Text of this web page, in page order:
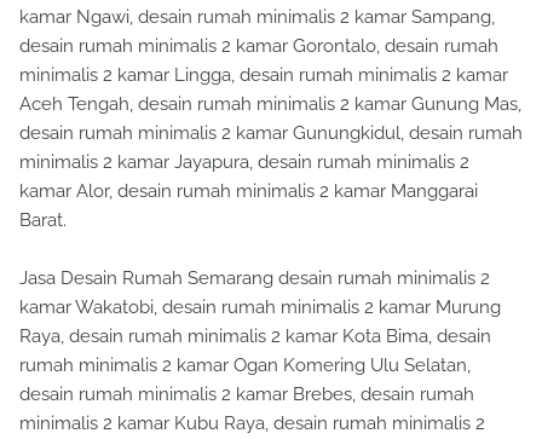
kamar Ngawi, desain rumah minimalis 2 kamar Sampang,
desain rumah minimalis 2 kamar Gorontalo, desain rumah
minimalis 2 kamar Lingga, desain rumah minimalis 2 kamar
Aceh Tengah, desain rumah minimalis 2 kamar Gunung Mas,
desain rumah minimalis 2 kamar Gunungkidul, desain rumah
minimalis 2 kamar Jayapura, desain rumah minimalis 2
kamar Alor, desain rumah minimalis 2 kamar Manggarai
Barat.
Jasa Desain Rumah Semarang desain rumah minimalis 2
kamar Wakatobi, desain rumah minimalis 2 kamar Murung
Raya, desain rumah minimalis 2 kamar Kota Bima, desain
rumah minimalis 2 kamar Ogan Komering Ulu Selatan,
desain rumah minimalis 2 kamar Brebes, desain rumah
minimalis 2 kamar Kubu Raya, desain rumah minimalis 2